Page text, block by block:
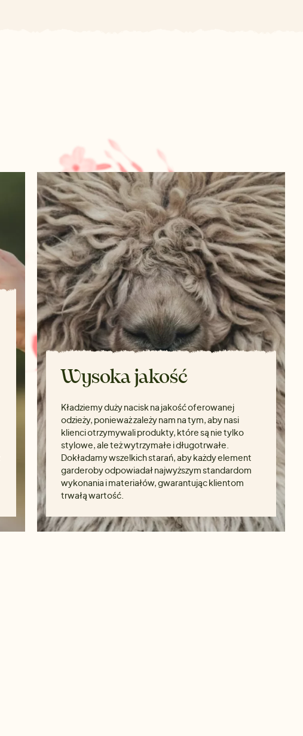
Wysoka jakość
Kładziemy duży nacisk na jakość oferowanej
odzieży, ponieważ zależy nam na tym, aby nasi
klienci otrzymywali produkty, które są nie tylko
stylowe, ale też wytrzymałe i długotrwałe.
Dokładamy wszelkich starań, aby każdy element
garderoby odpowiadał najwyższym standardom
wykonania i materiałów, gwarantując klientom
trwałą wartość.